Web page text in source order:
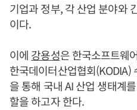
기업과 정부, 각 산업 분야와
이다.
이에 강용성은 한국소프트웨
한국데이터산업협회(KODIA)
을 통해 국내 AI 산업 생태계
할을 하고자 한다.